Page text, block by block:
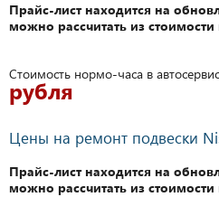
Прайс-лист находится на
можно рассчитать из
Стоимость нормо-часа в
рубля
Цены на ремонт подвески
Прайс-лист находится на
можно рассчитать из